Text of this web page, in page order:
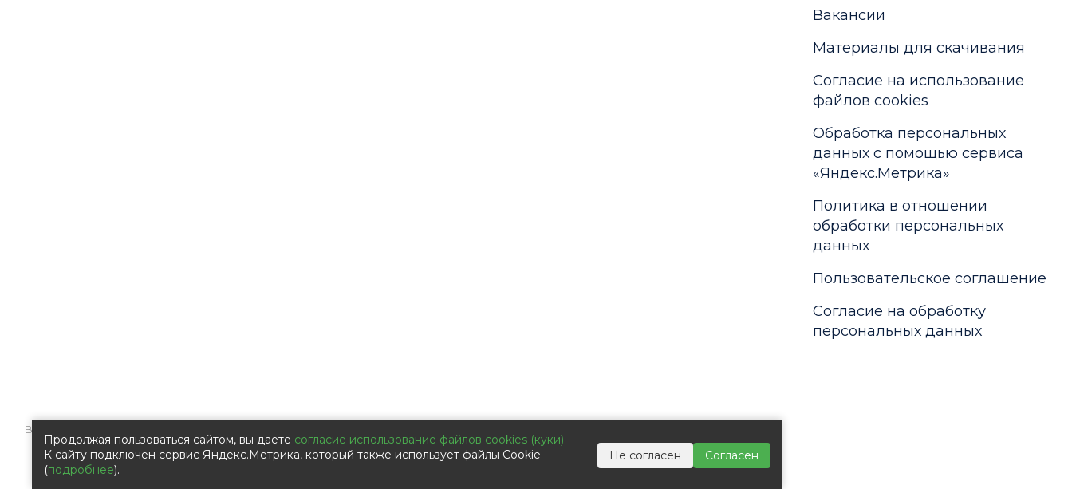
Вакансии
Материалы для скачивания
Cогласие на использование
файлов cookies
Обработка персональных
данных с помощью сервиса
«Яндекс.Метрика»
Политика в отношении
обработки персональных
данных
Пользовательское соглашение
Согласие на обработку
персональных данных
Все права защищены © 2009 – 2026 Компания ООО «Алькор-Коммьюникейшин»
Продолжая пользоваться сайтом, вы даете согласие использование файлов cookies (куки)
К сайту подключен сервис Яндекс.Метрика, который также использует файлы Cookie
(подробнее).
Не согласен Согласен